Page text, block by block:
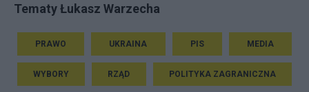
Tematy Łukasz Warzecha
PRAWO UKRAINA PIS MEDIA
WYBORY RZĄD POLITYKA ZAGRANICZNA